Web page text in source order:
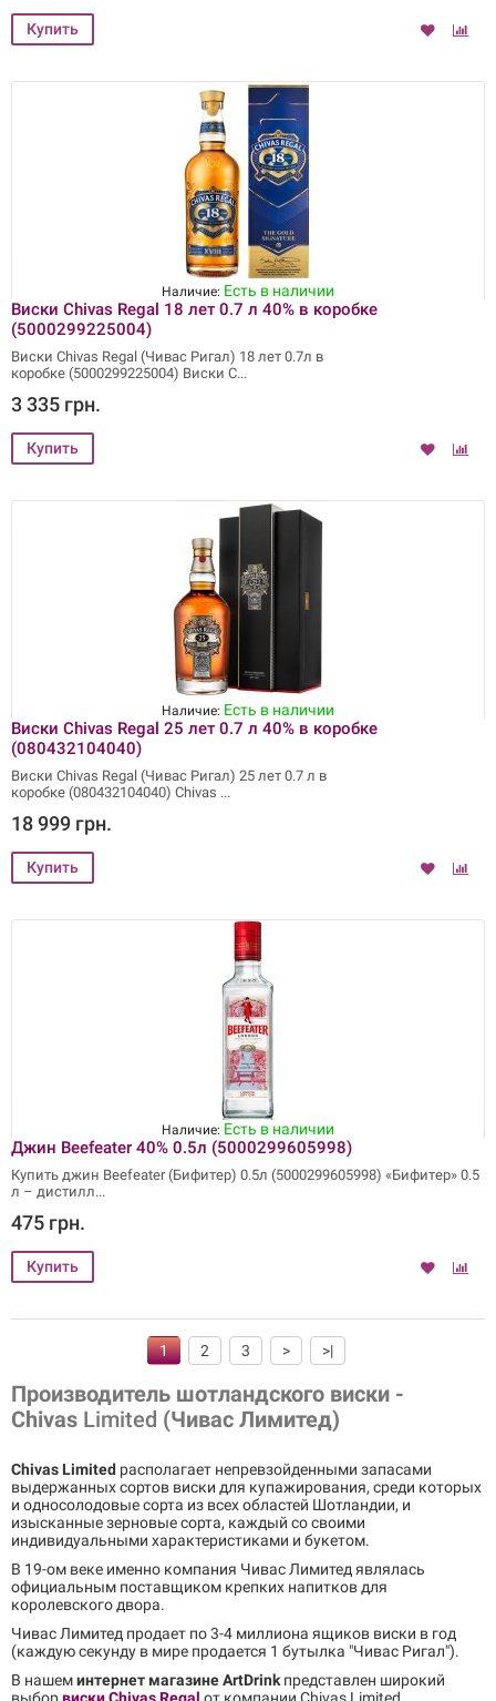
Наличие: Есть в наличии
Виски Chivas Regal 18 лет 0.7 л 40% в коробке
(5000299225004)
Виски Chivas Regal (Чивас Ригал) 18 лет 0.7л в
коробке (5000299225004) Виски C
3 335 грн.
Наличие: Есть в наличии
Виски Chivas Regal 25 лет 0.7 л 40% в коробке
(080432104040)
Виски Chivas Regal (Чивас Ригал) 25 лет 0.7 л в
коробке (080432104040) Chivas
18 999 грн.
Наличие: Есть в наличии
Джин Beefeater 40% 0.5л (5000299605998)
Купить джин Beefeater (Бифитер) 0.5л (5000299605998) «Бифитер» 0.5
л – дистилл
475 грн.
1 2 3 > >|
Производитель шотландского виски -
Chivas Limited (Чивас Лимитед)
Chivas Limited располагает непревзойденными запасами
выдержанных сортов виски для купажирования, среди которых
и односолодовые сорта из всех областей Шотландии, и
изысканные зерновые сорта, каждый со своими
индивидуальными характеристиками и букетом.
В 19-ом веке именно компания Чивас Лимитед являлась
официальным поставщиком крепких напитков для
королевского двора.
Чивас Лимитед продает по 3-4 миллиона ящиков виски в год
(каждую секунду в мире продается 1 бутылка "Чивас Ригал").
В нашеминтернет магазине ArtDrink представлен широкий